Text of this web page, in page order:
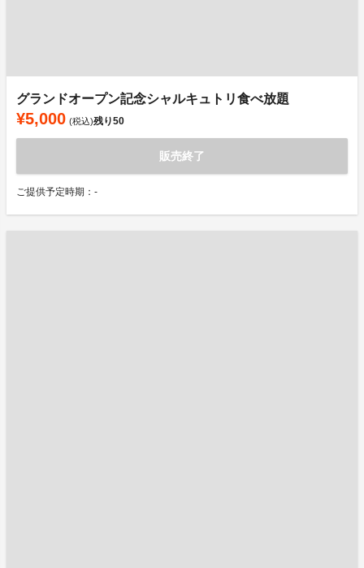
グランドオープン記念シャルキュトリ食べ放題
¥5,000 (税込)残り50
販売終了
ご提供予定時期：-